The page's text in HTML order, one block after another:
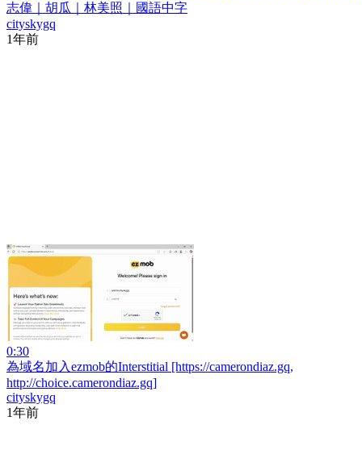
志偉｜胡瓜｜林美照｜國語中字
cityskygq
1年前
0:30
為域名加入ezmob的Interstitial [https://camerondiaz.gq,
http://choice.camerondiaz.gq]
cityskygq
1年前